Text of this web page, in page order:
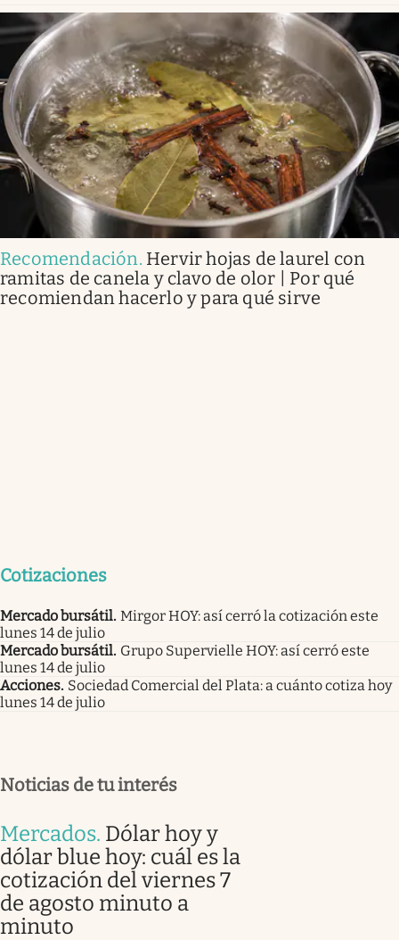
Recomendación. Hervir hojas de laurel con
ramitas de canela y clavo de olor | Por qué
recomiendan hacerlo y para qué sirve
Cotizaciones
Mercado bursátil. Mirgor HOY: así cerró la cotización este
lunes 14 de julio
Mercado bursátil. Grupo Supervielle HOY: así cerró este
lunes 14 de julio
Acciones. Sociedad Comercial del Plata: a cuánto cotiza hoy
lunes 14 de julio
Noticias de tu interés
Mercados. Dólar hoy y
dólar blue hoy: cuál es la
cotización del viernes 7
de agosto minuto a
minuto